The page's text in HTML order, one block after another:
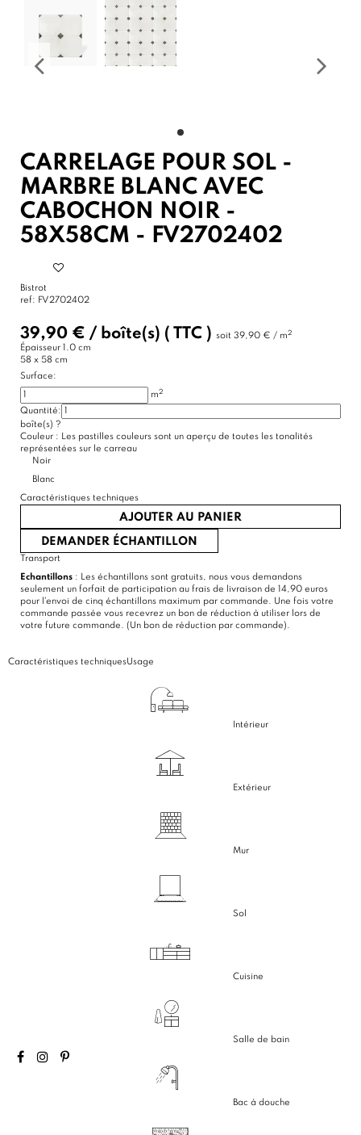
CARRELAGE POUR SOL -
MARBRE BLANC AVEC
CABOCHON NOIR -
58X58CM - FV2702402
Bistrot
ref: FV2702402
39,90 € / boîte(s) ( TTC ) soit 39,90 € / m2
Épaisseur 1.0 cm
58 x 58 cm
Surface:
m2
Quantité:
boîte(s) ?
Couleur : Les pastilles couleurs sont un aperçu de toutes les tonalités
représentées sur le carreau
Noir
Blanc
Caractéristiques techniques
AJOUTER AU PANIER
DEMANDER ÉCHANTILLON
Transport
Echantillons : Les échantillons sont gratuits, nous vous demandons
seulement un forfait de participation au frais de livraison de 14,90 euros
pour l'envoi de cinq échantillons maximum par commande. Une fois votre
commande passée vous recevrez un bon de réduction à utiliser lors de
votre future commande. (Un bon de réduction par commande).
Caractéristiques techniquesUsage
Intérieur
Extérieur
Mur
Sol
Cuisine
Salle de bain
Bac à douche